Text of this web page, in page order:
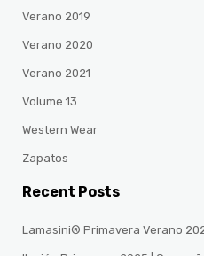
Verano 2019
Verano 2020
Verano 2021
Volume 13
Western Wear
Zapatos
Recent Posts
Lamasini® Primavera Verano